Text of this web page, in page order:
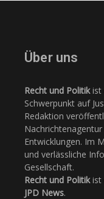
Über uns
Recht und Politikist
Schwerpunkt auf
Redaktion
Entwicklungen. Im
und verlässliche
Gesellschaft.
Recht und Politikist
JPD News.